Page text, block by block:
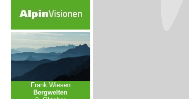
Frank Wiesen
Bergwelten